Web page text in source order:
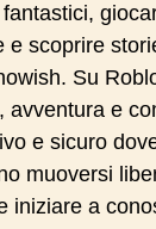
e scoprire
Su
avventura e
e sicuro
muoversi
iniziare a